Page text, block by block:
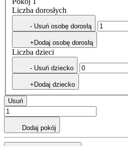
Liczba dorosłych
- Usuń osobę dorosłą
+Dodaj osobę dorosłą
Liczba dzieci
- Usuń dziecko
+Dodaj dziecko
Usuń
Dodaj pokój